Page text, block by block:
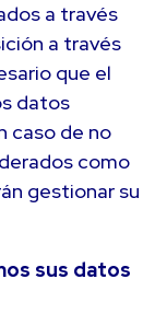
a través
a través
que el
datos
caso de no
como
gestionar su
sus datos